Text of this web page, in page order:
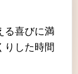
る喜びに満
りした時間